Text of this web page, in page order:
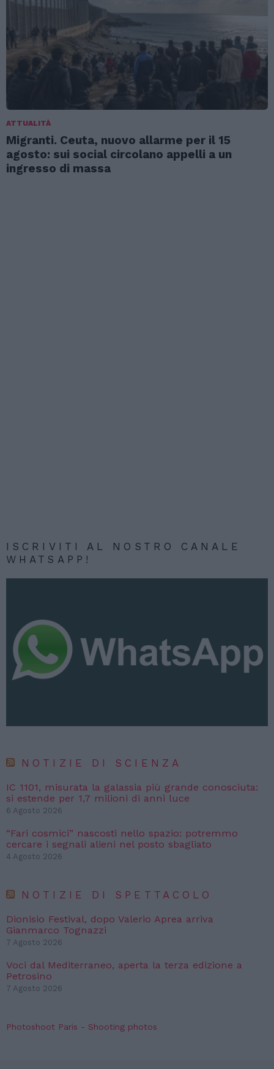
ATTUALITÀ
Migranti. Ceuta, nuovo allarme per il 15
agosto: sui social circolano appelli a un
ingresso di massa
ISCRIVITI AL NOSTRO CANALE
WHATSAPP!
NOTIZIE DI SCIENZA
IC 1101, misurata la galassia più grande conosciuta:
si estende per 1,7 milioni di anni luce
6 Agosto 2026
“Fari cosmici” nascosti nello spazio: potremmo
cercare i segnali alieni nel posto sbagliato
4 Agosto 2026
NOTIZIE DI SPETTACOLO
Dionisio Festival, dopo Valerio Aprea arriva
Gianmarco Tognazzi
7 Agosto 2026
Voci dal Mediterraneo, aperta la terza edizione a
Petrosino
7 Agosto 2026
Photoshoot Paris - Shooting photos